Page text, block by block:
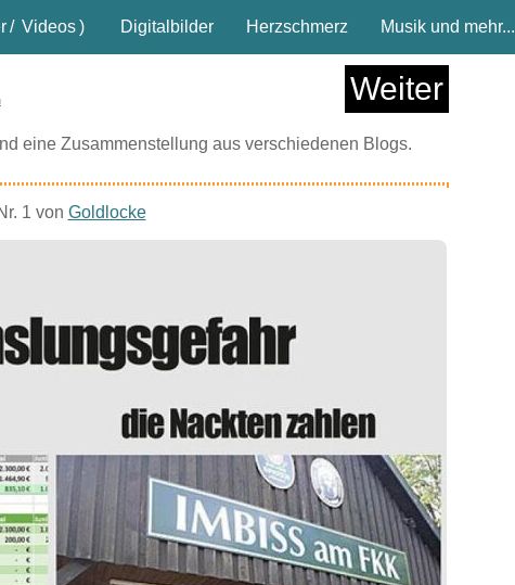
/ Videos) Digitalbilder Herzschmerz Musik und mehr...
Weiter
eine Zusammenstellung aus verschiedenen Blogs.
1 von Goldlocke